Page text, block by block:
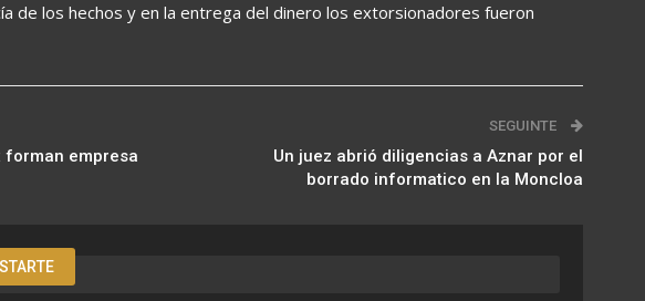
de los hechos y en la entrega del dinero los extorsionadores fueron
forman empresa
SEGUINTE
Un juez abrió diligencias a Aznar por el
borrado informatico en la Moncloa